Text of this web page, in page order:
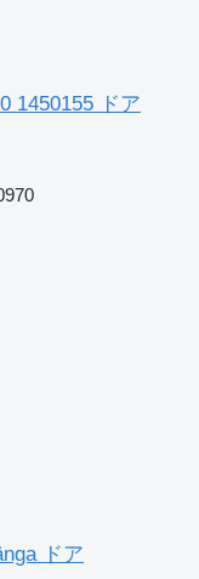
1450155 ドア
ドア